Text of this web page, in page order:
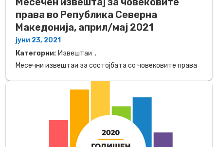
права во Република Северна
Македонија, април/мај 2021
јуни 23, 2021
Категории: Извештаи ,
Месечни извештаи за состојбата со човековите права